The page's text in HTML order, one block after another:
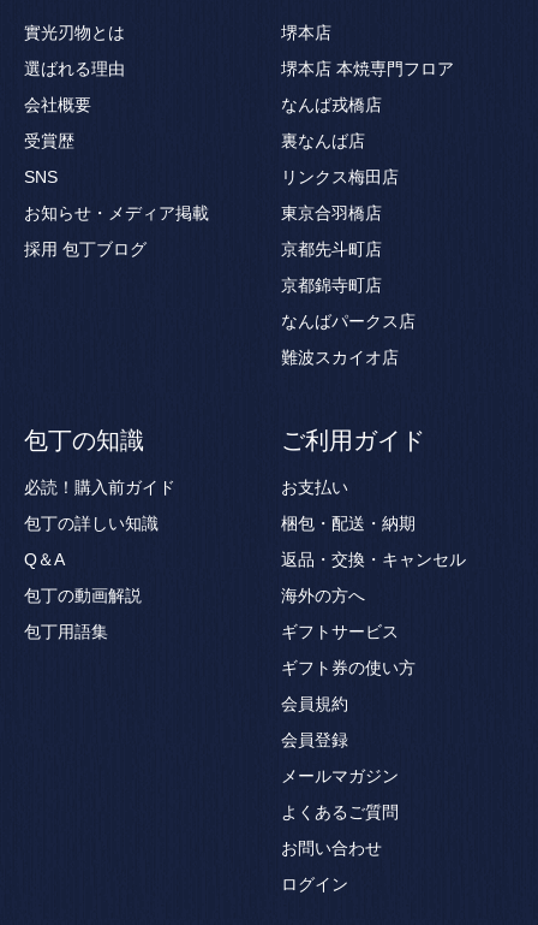
實光刃物とは
選ばれる理由
会社概要
受賞歴
SNS
お知らせ・メディア掲載
採用 包丁ブログ
堺本店
堺本店 本焼専門フロア
なんば戎橋店
裏なんば店
リンクス梅田店
東京合羽橋店
京都先斗町店
京都錦寺町店
なんばパークス店
難波スカイオ店
包丁の知識
必読！購入前ガイド
包丁の詳しい知識
Q＆A
包丁の動画解説
包丁用語集
ご利用ガイド
お支払い
梱包・配送・納期
返品・交換・キャンセル
海外の方へ
ギフトサービス
ギフト券の使い方
会員規約
会員登録
メールマガジン
よくあるご質問
お問い合わせ
ログイン